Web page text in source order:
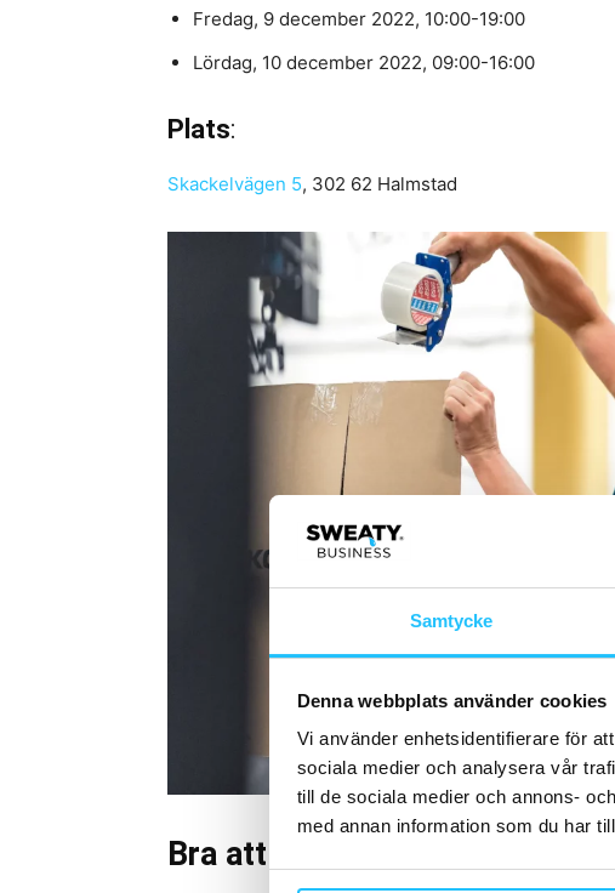
Samtycke
Denna webbplats använder cookies
Vi använder enhetsidentifierare för
sociala medier och analysera vår
till de sociala medier och annons-
med annan information som du har
Fredag, 9 december 2022, 10:00-19:00
Lördag, 10 december 2022, 09:00-16:00
Plats:
Skackelvägen 5, 302 62 Halmstad
Bra att veta